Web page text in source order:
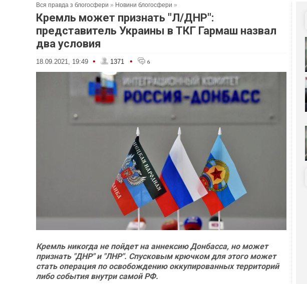
Вся правда з блогосфери » Новини блогосфери »
Кремль может признать "Л/ДНР":
представитель Украины в ТКГ Гармаш назвал
два условия
18.09.2021, 19:49 • 1371 • 6
Кремль никогда не пойдет на аннексию Донбасса, но может
признать "ДНР" и "ЛНР". Спусковым крючком для этого может
стать операция по освобождению оккупированных территорий
либо события внутри самой РФ.